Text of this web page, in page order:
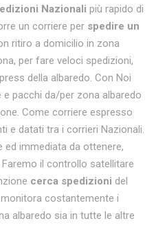
Nazionali più rapido di
un corriere per spedire un
ritiro a domicilio in zona
per fare veloci spedizioni,
della albaredo. Con Noi
pacchi da/per zona albaredo
Come corriere espresso
e datati tra i corrieri Nazionali.
ed immediata da ottenere,
il controllo satellitare
cerca spedizioni del
costantemente i
albaredo sia in tutte le altre